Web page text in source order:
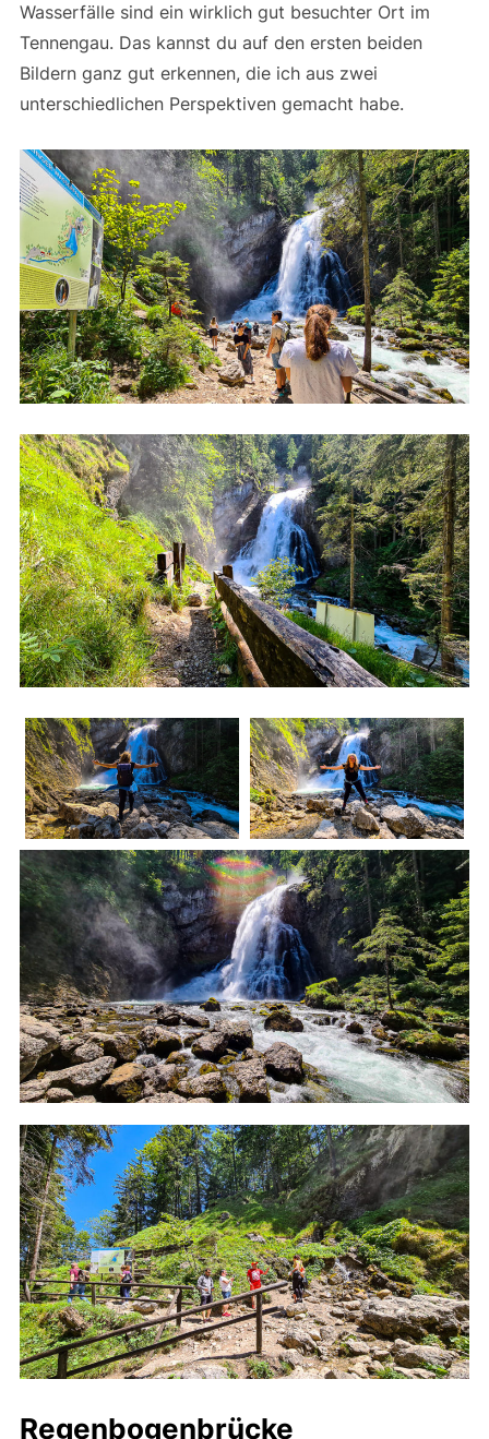
Wasserfälle sind ein wirklich gut besuchter Ort im
Tennengau. Das kannst du auf den ersten beiden
Bildern ganz gut erkennen, die ich aus zwei
unterschiedlichen Perspektiven gemacht habe.
Regenbogenbrücke